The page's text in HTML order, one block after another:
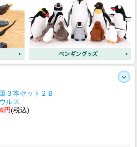
３本セット２Ｂ
ルス
円(税込)